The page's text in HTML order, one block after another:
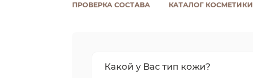
ПРОВЕРКА СОСТАВА КАТАЛОГ КОСМЕТИКИ
Какой у Вас тип кожи?